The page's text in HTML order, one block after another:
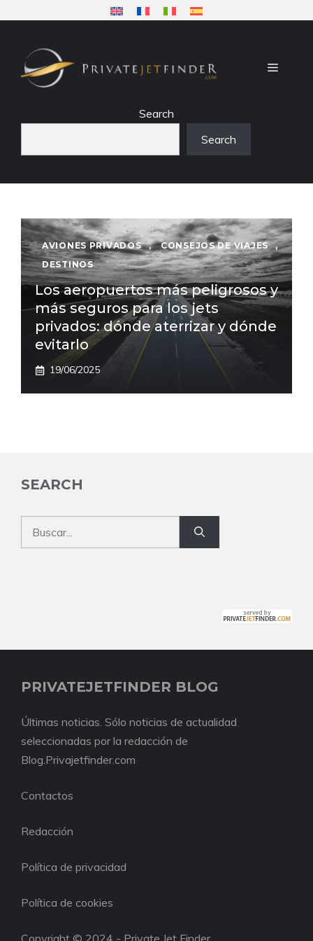
contenido
MENÚ
Search
Search
AVIONES PRIVADOS , CONSEJOS DE VIAJES
,
DESTINOS
Los aeropuertos más peligrosos y
más seguros para los jets
privados: dónde aterrizar y dónde
evitarlo
19/06/2025
SEARCH
PRIVATEJETFINDER BLOG
Últimas noticias. Sólo noticias de actualidad
seleccionadas por la redacción de
Blog.Privajetfinder.com
Contactos
Redacción
Política de privacidad
Política de cookies
Copyright © 2024 - Private Jet Finder